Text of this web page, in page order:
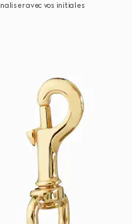
avec vos initiales